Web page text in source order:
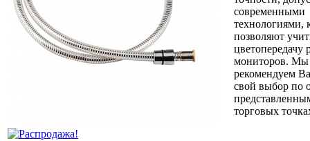
современными
технологиями,
позволяют
цветопередачу
мониторов. Мы
рекомендуем
свой выбор по
торговых